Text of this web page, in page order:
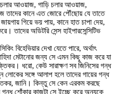
আওয়াজ, গাড়ি চলার আওয়াজ,
কানে এত জোরে পৌঁছোয় যে তাতে
গিয়ে ভয় পায়, কানে হাত চাপা দেয়,
তাদের অডিটরি সেন্স হাইপারসেন্সিটিভ
বিহেভিয়ার দেখা যেতে পারে, অর্থাৎ
মেটানোর জন্য সে এমন কিছু কাজ করে যা
ধরো, কেউ সারাক্ষণ সব জিনিসের গন্ধ
সঙ্গে আলাপ হলে তাদের গায়ের গন্ধ
জানি। কিন্তু সে কেন এরকম করছে
গন্ধ শোঁকার কাজটা সে ইচ্ছে করে অন্যকে